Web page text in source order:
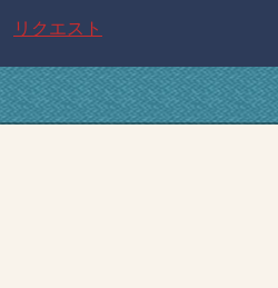
リクエスト